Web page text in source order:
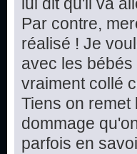
Par contre,
réalisé ! Je
avec les
vraiment collé
Tiens on remet
dommage
parfois en